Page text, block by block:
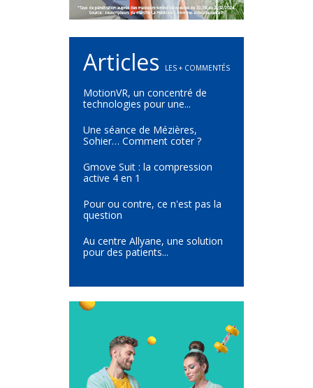
Articles LES + COMMENTÉS
MotionVR, un concentré de
technologies pour une...
Une séance de Mézières,
Sohier… Comment coter ?
Gmove Suit : la compression
active 4 en 1
Pour ou contre, ce n'est pas la
question
Au centre Allyane, une solution
pour des patients...